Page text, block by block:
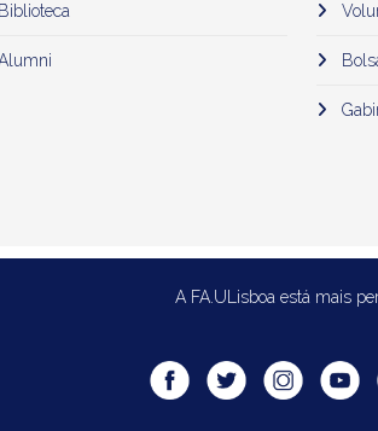
Biblioteca
A FA.ULisboa está mais